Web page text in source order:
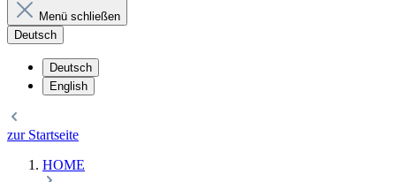
Menü schließen
Deutsch
Deutsch
English
zur Startseite
HOME